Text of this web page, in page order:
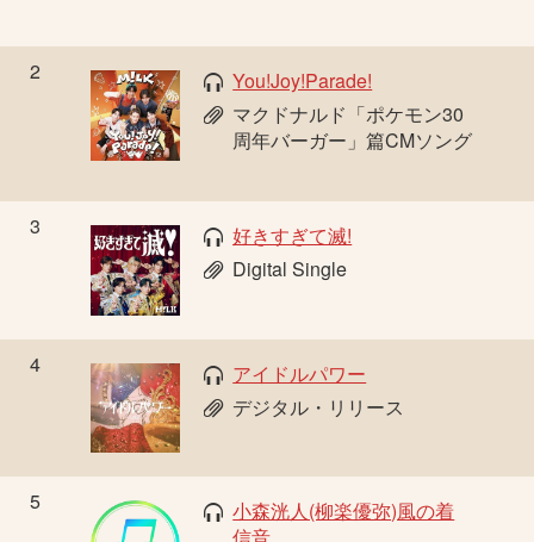
2
You!Joy!Parade!
マクドナルド「ポケモン30
周年バーガー」篇CMソング
3
好きすぎて滅!
Digital Single
4
アイドルパワー
デジタル・リリース
5
小森洸人(柳楽優弥)風の着